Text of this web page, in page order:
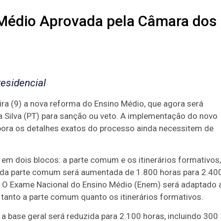
Aprovada pela Câmara dos
(9) a nova reforma do Ensino Médio, que agora será
(PT) para sanção ou veto. A implementação do novo
os detalhes exatos do processo ainda necessitem de
dois blocos: a parte comum e os itinerários formativos,
parte comum será aumentada de 1.800 horas para
Exame Nacional do Ensino Médio (Enem) será adaptado
a parte comum quanto os itinerários formativos.
base geral será reduzida para 2.100 horas, incluindo 300